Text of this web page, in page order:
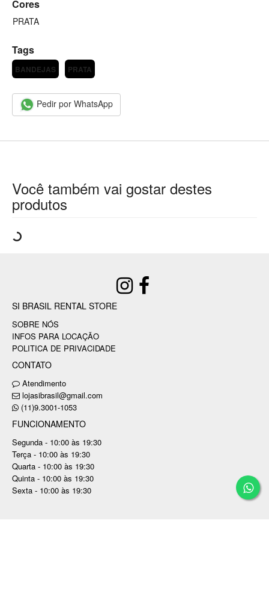
Cores
PRATA
Tags
BANDEJAS PRATA
Pedir por WhatsApp
Você também vai gostar destes
produtos
SI BRASIL RENTAL STORE
SOBRE NÓS
INFOS PARA LOCAÇÃO
POLITICA DE PRIVACIDADE
CONTATO
Atendimento
lojasibrasil@gmail.com
(11)9.3001-1053
FUNCIONAMENTO
Segunda - 10:00 às 19:30
Terça - 10:00 às 19:30
Quarta - 10:00 às 19:30
Quinta - 10:00 às 19:30
Sexta - 10:00 às 19:30